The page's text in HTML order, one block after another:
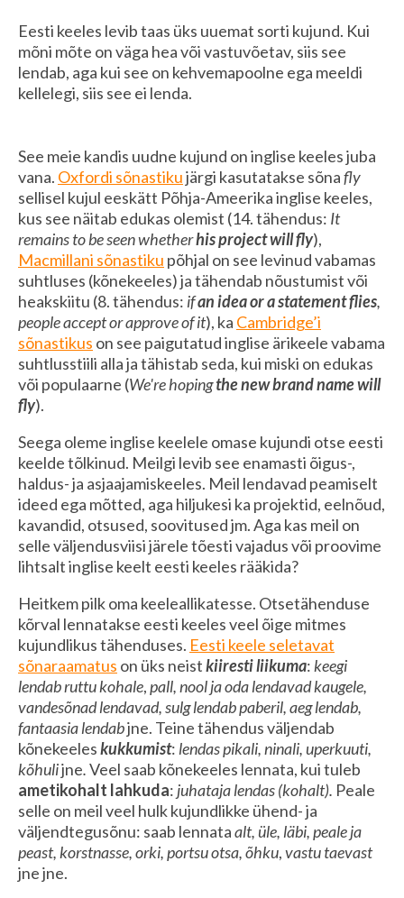
Eesti keeles levib taas üks uuemat sorti kujund. Kui
mõni mõte on väga hea või vastuvõetav, siis see
lendab, aga kui see on kehvemapoolne ega meeldi
kellelegi, siis see ei lenda.
See meie kandis uudne kujund on inglise keeles juba
vana. Oxfordi sõnastikujärgi kasutatakse sõnafly
sellisel kujul eeskätt Põhja-Ameerika inglise keeles,
kus see näitab edukas olemist (14. tähendus: It
remains to be seen whetherhis project will fly),
Macmillani sõnastiku põhjal on see levinud vabamas
suhtluses (kõnekeeles) ja tähendab nõustumist või
heakskiitu (8. tähendus: ifanidea or a statement flies,
people accept or approve of it), ka Cambridge’i
sõnastikus on see paigutatud inglise ärikeele vabama
suhtlusstiili alla ja tähistab seda, kui miski on edukas
või populaarne (We're hopingthenew brand name will
fly).
Seega oleme inglise keelele omase kujundi otse eesti
keelde tõlkinud. Meilgi levib see enamasti õigus-,
haldus- ja asjaajamiskeeles. Meil lendavad peamiselt
ideed ega mõtted, aga hiljukesi ka projektid, eelnõud,
kavandid, otsused, soovitused jm. Aga kas meil on
selle väljendusviisi järele tõesti vajadus või proovime
lihtsalt inglise keelt eesti keeles rääkida?
Heitkem pilk oma keeleallikatesse. Otsetähenduse
kõrval lennatakse eesti keeles veel õige mitmes
kujundlikus tähenduses. Eesti keele seletavat
sõnaraamatus on üks neistkiiresti liikuma: keegi
lendab ruttu kohale,pall, nool ja oda lendavad kaugele,
vandesõnad lendavad, sulg lendab paberil, aeg lendab,
fantaasia lendabjne. Teine tähendus väljendab
kõnekeeleskukkumist: lendas pikali, ninali, uperkuuti,
kõhulijne.Veel saab kõnekeeles lennata, kui tuleb
ametikohalt lahkuda: juhataja lendas (kohalt). Peale
selle on meil veel hulk kujundlikke ühend- ja
väljendtegusõnu: saab lennataalt, üle, läbi, peale ja
peast, korstnasse, orki, portsu otsa, õhku,vastu taevast
jne jne.